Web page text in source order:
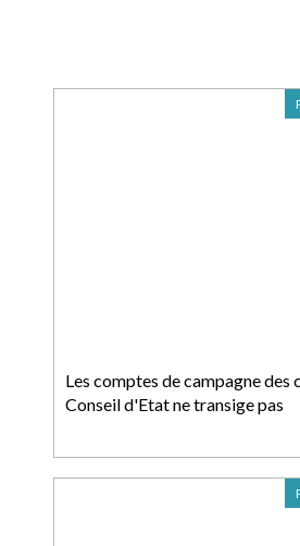
Les comptes de campagne des
Conseil d'Etat ne transige pas